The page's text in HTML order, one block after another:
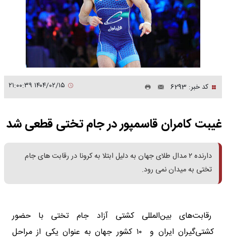
کد خبر: 6293
غیبت کامران قاسمپور در جام تختی قطعی شد
دارنده ۲ مدال طلای جهان به دلیل ابتلا به کرونا در رقابت های جام
تختی به میدان نمی رود.
رقابت‌های بین‌المللی کشتی آزاد جام تختی با حضور
کشتی‌گیران ایران و ۱۰ کشور جهان به عنوان یکی از مراحل